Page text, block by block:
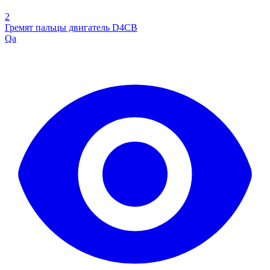
2
Гремят пальцы двигатель D4CB
Qa